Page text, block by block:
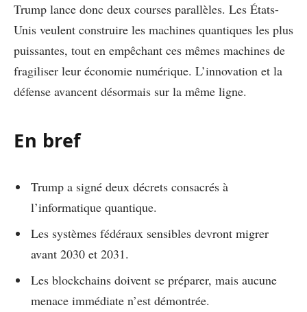
Trump lance donc deux courses parallèles. Les États-
Unis veulent construire les machines quantiques les plus
puissantes, tout en empêchant ces mêmes machines de
fragiliser leur économie numérique. L’innovation et la
défense avancent désormais sur la même ligne.
En bref
Trump a signé deux décrets consacrés à
l’informatique quantique.
Les systèmes fédéraux sensibles devront migrer
avant 2030 et 2031.
Les blockchains doivent se préparer, mais aucune
menace immédiate n’est démontrée.